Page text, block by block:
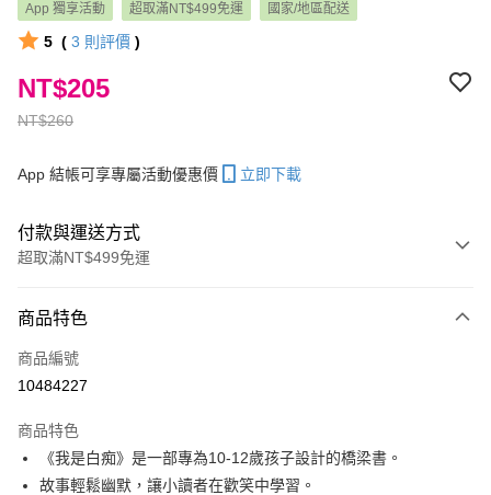
App 獨享活動 超取滿NT$499免運 國家/地區配送
5 ( 3 則評價 )
NT$260
NT$205
App 結帳可享專屬活動優惠價 立即下載
付款與運送方式
超取滿NT$499免運
信用卡一次付款
LINE Pay
大哥付你分期
相關說明
商品特色
商品編號
10484227
商品特色
《我是白痴》是一部專為10-12歲孩子設計的橋梁書。
故事輕鬆幽默，讓小讀者在歡笑中學習。